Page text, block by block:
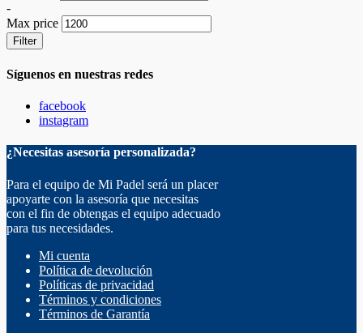
-
Max price
Filter
Síguenos en nuestras redes
facebook
instagram
¿Necesitas asesoría personalizada?
Para el equipo de Mi Padel será un placer
apoyarte con la asesoría que necesitas
con el fin de obtengas el equipo adecuado
para tus necesidades.
Mi cuenta
Política de devolución
Políticas de privacidad
Términos y condiciones
Términos de Garantía